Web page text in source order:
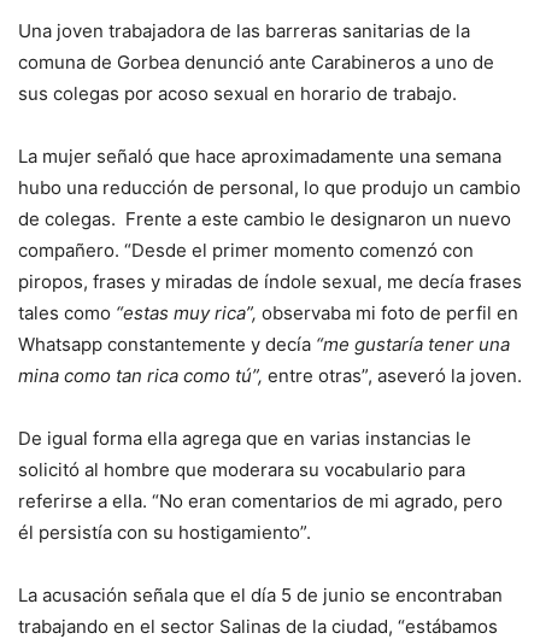
Una joven trabajadora de las barreras sanitarias de la
comuna de Gorbea denunció ante Carabineros a uno de
sus colegas por acoso sexual en horario de trabajo.
La mujer señaló que hace aproximadamente una semana
hubo una reducción de personal, lo que produjo un cambio
de colegas. Frente a este cambio le designaron un nuevo
compañero. “Desde el primer momento comenzó con
piropos, frases y miradas de índole sexual, me decía frases
tales como “estas muy rica”, observaba mi foto de perfil en
Whatsapp constantemente y decía “me gustaría tener una
mina como tan rica como tú”, entre otras”, aseveró la joven.
De igual forma ella agrega que en varias instancias le
solicitó al hombre que moderara su vocabulario para
referirse a ella. “No eran comentarios de mi agrado, pero
él persistía con su hostigamiento”.
La acusación señala que el día 5 de junio se encontraban
trabajando en el sector Salinas de la ciudad, “estábamos